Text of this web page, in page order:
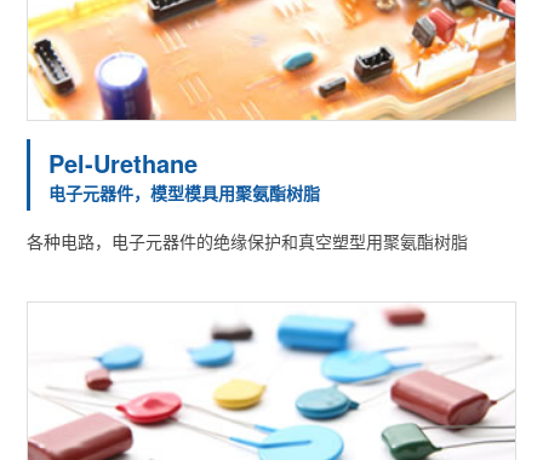
Pel-Urethane
电子元器件，模型模具用聚氨酯树脂
各种电路，电子元器件的绝缘保护和真空塑型用聚氨酯树脂